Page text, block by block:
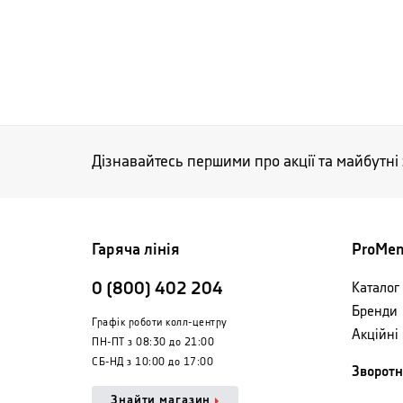
Дізнавайтесь першими про акції та майбутні
Гаряча лінія
0 (800) 402 204
Графік роботи колл-центру
ПН-ПТ з 08:30 до 21:00
СБ-НД з 10:00 до 17:00
Знайти магазин
Каталог
Бренди
Акційні